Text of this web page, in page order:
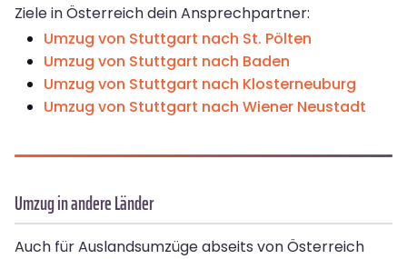
Ziele in Österreich dein Ansprechpartner:
Umzug von Stuttgart nach St. Pölten
Umzug von Stuttgart nach Baden
Umzug von Stuttgart nach Klosterneuburg
Umzug von Stuttgart nach Wiener Neustadt
Umzug in andere Länder
Auch für Auslandsumzüge abseits von Österreich